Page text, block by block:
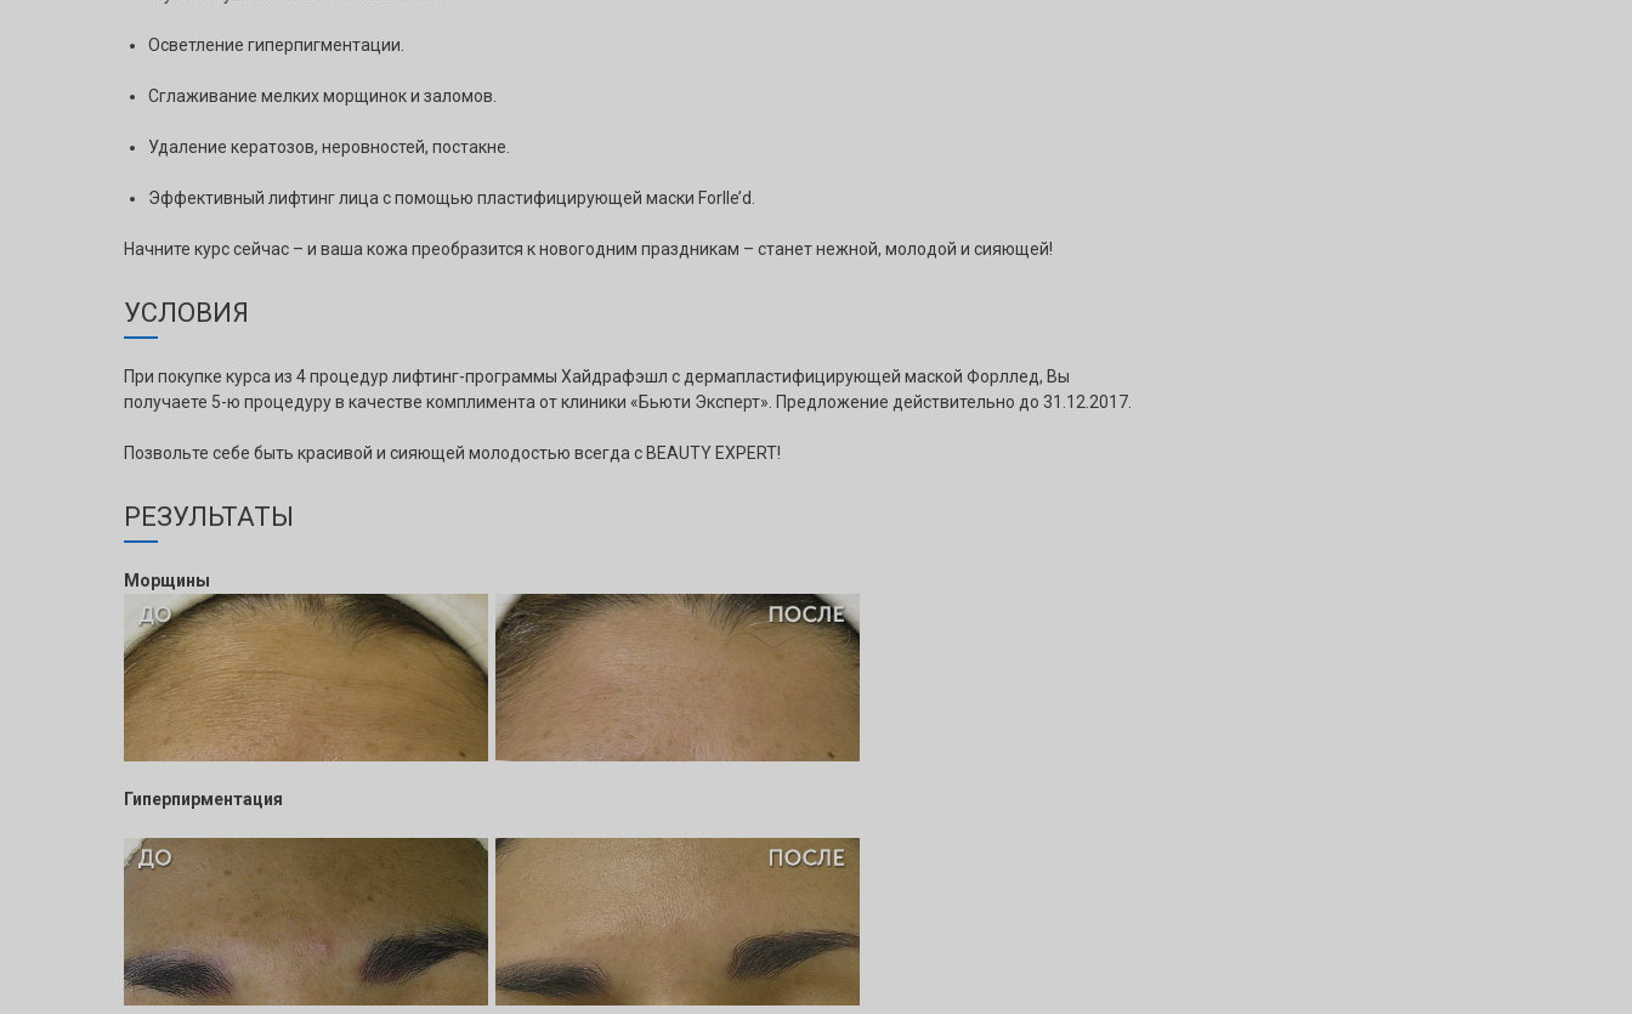
Осветление гиперпигментации.
Сглаживание мелких морщинок и заломов.
Удаление кератозов, неровностей, постакне.
Эффективный лифтинг лица с помощью пластифицирующей маски Forlle’d.
Начните курс сейчас – и ваша кожа преобразится к новогодним праздникам – станет нежной, молодой и сияющей!
УСЛОВИЯ
При покупке курса из 4 процедур лифтинг-программы Хайдрафэшл с дермапластифицирующей маской Форллед, Вы
получаете 5-ю процедуру в качестве комплимента от клиники «Бьюти Эксперт». Предложение действительно до 31.12.2017.
Позвольте себе быть красивой и сияющей молодостью всегда с BEAUTY EXPERT!
РЕЗУЛЬТАТЫ
Морщины
Гиперпирментация